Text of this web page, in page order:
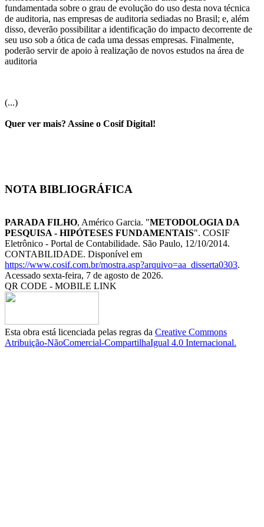
fundamentada sobre o grau de evolução do uso desta nova técnica
de auditoria, nas empresas de auditoria sediadas no Brasil; e, além
disso, deverão possibilitar a identificação do impacto decorrente de
seu uso sob a ótica de cada uma dessas empresas. Finalmente,
poderão servir de apoio à realização de novos estudos na área de
auditoria
(...)
Quer ver mais? Assine o Cosif Digital!
NOTA BIBLIOGRÁFICA
PARADA FILHO, Américo Garcia. "METODOLOGIA DA
PESQUISA - HIPÓTESES FUNDAMENTAIS". COSIF
Eletrônico - Portal de Contabilidade. São Paulo, 12/10/2014.
CONTABILIDADE. Disponível em
https://www.cosif.com.br/mostra.asp?arquivo=aa_disserta0303.
Acessado sexta-feira, 7 de agosto de 2026.
QR CODE - MOBILE LINK
Esta obra está licenciada pelas regras da Creative Commons
Atribuição-NãoComercial-CompartilhaIgual 4.0 Internacional.